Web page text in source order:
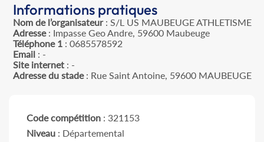
Informations pratiques
Nom de l’organisateur: S/L US MAUBEUGE ATHLETISME
Adresse: Impasse Geo Andre, 59600 Maubeuge
Téléphone 1: 0685578592
Email: -
Site internet: -
Adresse du stade: Rue Saint Antoine, 59600 MAUBEUGE
Code compétition : 321153
Niveau : Départemental